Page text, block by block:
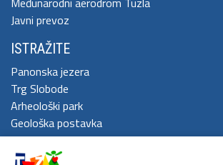
Javni prevoz
ISTRAŽITE
Panonska jezera
Trg Slobode
Arheološki park
Geološka postavka
DOŽIVITE